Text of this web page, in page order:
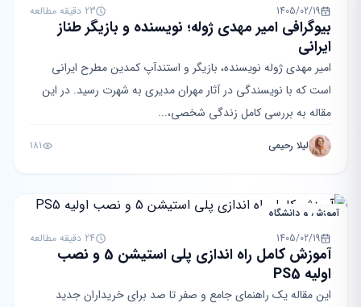
1405/02/19
23 دقیقه مطالعه
بیوگرافی امیر مهدی ژوله؛ نویسنده و بازیگر طناز
ایرانی
امیر مهدی ژوله نویسنده، بازیگر و استندآپ کمدین مطرح ایرانی
است که با نویسندگی در آثار مهران مدیری به شهرت رسید. در این
مقاله به بررسی کامل زندگی شخصی،...
لیلا رحیمی 181
آموزش و دانشگاه
1405/02/19
24 دقیقه مطالعه
آموزش کامل راه اندازی پلی استیشن 5 و نصب
اولیه PS5
این مقاله یک راهنمای جامع و صفر تا صد برای خریداران جدید